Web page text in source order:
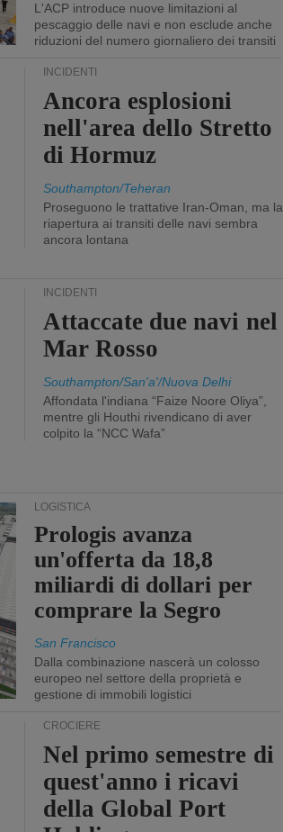
L'ACP introduce nuove limitazioni al
pescaggio delle navi e non esclude anche
riduzioni del numero giornaliero dei transiti
INCIDENTI
Ancora esplosioni
nell'area dello Stretto
di Hormuz
Southampton/Teheran
Proseguono le trattative Iran-Oman, ma la
riapertura ai transiti delle navi sembra
ancora lontana
INCIDENTI
Attaccate due navi nel
Mar Rosso
Southampton/San'a'/Nuova Delhi
Affondata l'indiana “Faize Noore Oliya”,
mentre gli Houthi rivendicano di aver
colpito la “NCC Wafa”
LOGISTICA
Prologis avanza
un'offerta da 18,8
miliardi di dollari per
comprare la Segro
San Francisco
Dalla combinazione nascerà un colosso
europeo nel settore della proprietà e
gestione di immobili logistici
CROCIERE
Nel primo semestre di
quest'anno i ricavi
della Global Port